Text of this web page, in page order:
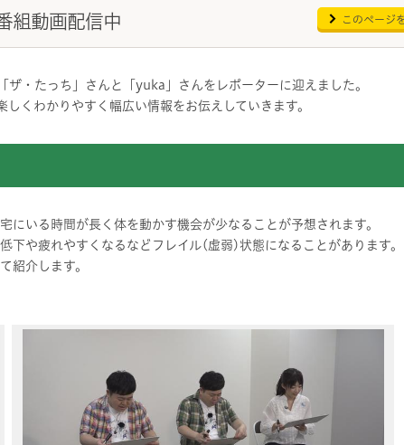
組動画配信中 このページ
・たっち」さんと「yuka」さんをレポーターに迎えました。
くわかりやすく幅広い情報をお伝えしていきます。
いる時間が長く体を動かす機会が少なることが予想されます。
下や疲れやすくなるなどフレイル(虚弱)状態になることがあります。
紹介します。